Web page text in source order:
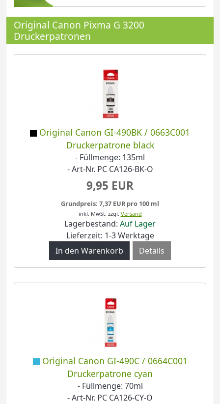
Original Canon Pixma G 3200
Druckerpatronen
Original Canon GI-490BK / 0663C001
Druckerpatrone black
- Füllmenge: 135ml
- Art-Nr. PC CA126-BK-O
9,95 EUR
Grundpreis: 7,37 EUR pro 100 ml
inkl. MwSt. zzgl. Versand
Lagerbestand: Auf Lager
Lieferzeit: 1-3 Werktage
Details
Original Canon GI-490C / 0664C001
Druckerpatrone cyan
- Füllmenge: 70ml
- Art-Nr. PC CA126-CY-O